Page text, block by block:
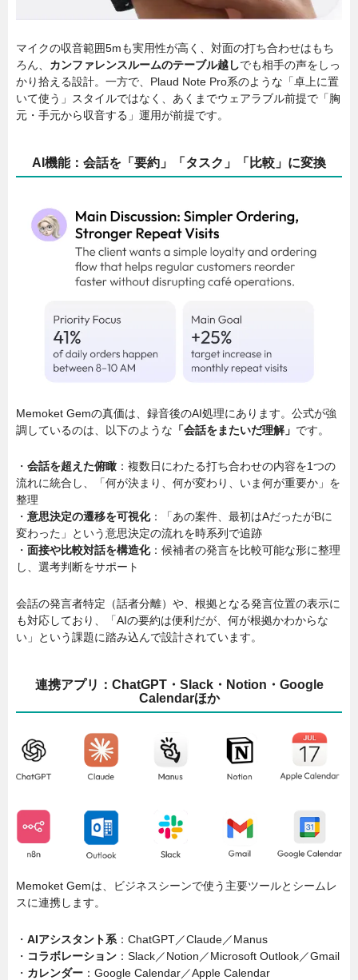
マイクの収音範囲5mも実用性が高く、対面の打ち合わせはもち
ろん、 カンファレンスルームのテーブル越しでも相手の声をしっ
かり拾える設計。一方で、Plaud Note Pro系のような「卓上に置
いて使う」スタイルではなく、あくまでウェアラブル前提で「胸
元・手元から収音する」運用が前提です。
AI機能：会話を「要約」「タスク」「比較」に変換
Memoket Gemの真価は、録音後のAI処理にあります。公式が強
調しているのは、以下のような 「会話をまたいだ理解」 です。
・ 会話を超えた俯瞰：複数日にわたる打ち合わせの内容を1つの
流れに統合し、「何が決まり、何が変わり、いま何が重要か」を
整理
・ 意思決定の遷移を可視化：「あの案件、最初はAだったがBに
変わった」という意思決定の流れを時系列で追跡
・ 面接や比較対話を構造化：候補者の発言を比較可能な形に整理
し、選考判断をサポート
会話の発言者特定（話者分離）や、根拠となる発言位置の表示に
も対応しており、「AIの要約は便利だが、何が根拠かわからな
い」という課題に踏み込んで設計されています。
連携アプリ：ChatGPT・Slack・Notion・Google
Calendarほか
Memoket Gemは、ビジネスシーンで使う主要ツールとシームレ
スに連携します。
・ AIアシスタント系 ：ChatGPT／Claude／Manus
・ コラボレーション ：Slack／Notion／Microsoft Outlook／Gmail
・ カレンダー ：Google Calendar／Apple Calendar